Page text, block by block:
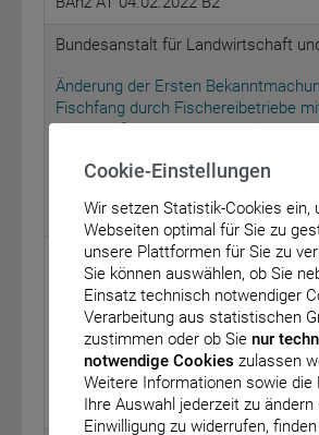
Bundesanstalt für Landwirtschaft
Änderung der Ersten
Fischfang durch Fischereibetriebe
Fischereifahrzeugen unter Führung
vom: 3. Januar 2022
BAnz AT 04.02.2022 B3
Eisenbahn-Bundesamt - Außenstelle
Öffentliche Bekanntmachung gemäß
des Allgemeinen Eisenbahngesetzes
von Bahnbetriebszwecken in
vom: 20. Januar 2022
BAnz AT 04.02.2022 B4
Cookie-Einstellungen
Wir setzen Statistik-Cookies ein,
Webseiten optimal für Sie zu
unsere Plattformen für Sie zu
Sie können auswählen, ob Sie
Einsatz technisch notwendiger
Verarbeitung aus statistischen
zustimmen oder ob Sie nur
notwendige Cookies zulassen
Weitere Informationen sowie die
Ihre Auswahl jederzeit zu
Einwilligung zu widerrufen,